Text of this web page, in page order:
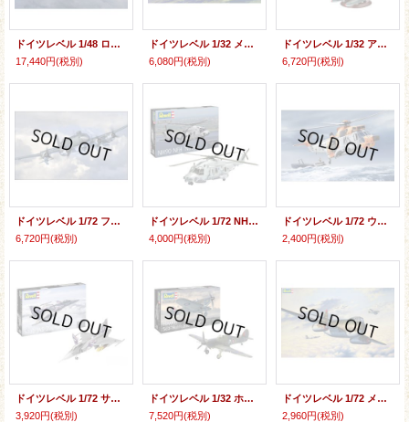
ドイツレベル 1/48 ロッキード SR-71B ブラックバード(複座型)【プラモデル】
17,440円(税別)
ドイツレベル 1/32 メッサーシュミット Bf109G-10 ‘Erla’【プラモデル】
6,080円(税別)
ドイツレベル 1/32 アラド Ar196A-3 Seaplane【プラモデル】
6,720円(税別)
ドイツレベル 1/72 フォッケウルフ Fw200 C-5/C-8 コンドル【プラモデル】
6,720円(税別)
ドイツレベル 1/72 NH90 NFH “Navy”【プラモデル】
4,000円(税別)
ドイツレベル 1/72 ウェストランド シーキングMk.41【プラモデル】
2,400円(税別)
ドイツレベル 1/72 サーブ JAS-39C グリペン【プラモデル】
3,920円(税別)
ドイツレベル 1/32 ホーカー シーハリケーン Mk.IIC【プラモデル】
7,520円(税別)
ドイツレベル 1/72 メッサーシュミット P.1099A Pシリーズ【プラモデル】
2,960円(税別)